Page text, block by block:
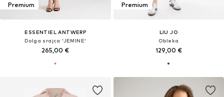
Premium
ESSENTIEL ANTWERP
Dolga srajca 'JEMINE'
265,00 €
Premium
LIU JO
Obleka
129,00 €